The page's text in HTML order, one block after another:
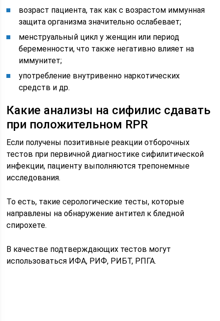
возраст пациента, так как с возрастом иммунная
защита организма значительно ослабевает;
менструальный цикл у женщин или период
беременности, что также негативно влияет на
иммунитет;
употребление внутривенно наркотических
средств и др.
Какие анализы на сифилис сдавать
при положительном RPR
Если получены позитивные реакции отборочных
тестов при первичной диагностике сифилитической
инфекции, пациенту выполняются трепонемные
исследования.
То есть, такие серологические тесты, которые
направлены на обнаружение антител к бледной
спирохете.
В качестве подтверждающих тестов могут
использоваться ИФА, РИФ, РИБТ, РПГА.